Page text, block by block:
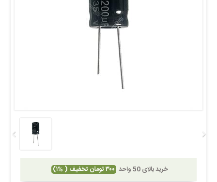
خرید بالای 50 واحد ۳۰۰ تومان تخفیف ( %۱)